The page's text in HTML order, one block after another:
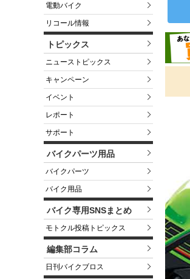
電動バイク
リコール情報
トピックス
ニューストピックス
キャンペーン
イベント
レポート
サポート
バイクパーツ用品
バイクパーツ
バイク用品
バイク専用SNSまとめ
モトクル投稿トピックス
編集部コラム
日刊バイクブロス